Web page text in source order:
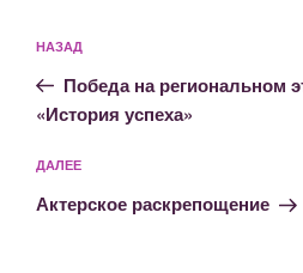
по
записям
Предыдущая
запись:
НАЗАД
Победа на региональном
«История успеха»
Следующая
запись
ДАЛЕЕ
Актерское раскрепощение